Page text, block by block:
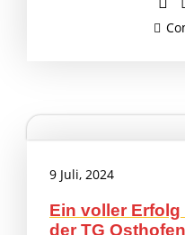
9 Juli, 2024
Ein voller
der TG Osthofen